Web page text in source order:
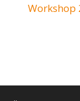
Workshop